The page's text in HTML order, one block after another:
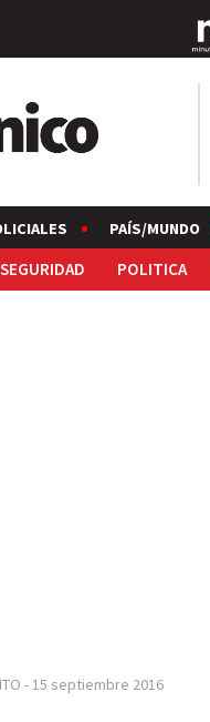
PAÍS/MUNDO
POLITICA
- 15 septiembre 2016